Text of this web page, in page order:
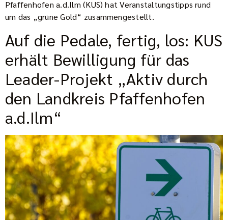
Pfaffenhofen a.d.Ilm (KUS) hat Veranstaltungstipps rund
um das „grüne Gold“ zusammengestellt.
Auf die Pedale, fertig, los: KUS
erhält Bewilligung für das
Leader-Projekt „Aktiv durch
den Landkreis Pfaffenhofen
a.d.Ilm“